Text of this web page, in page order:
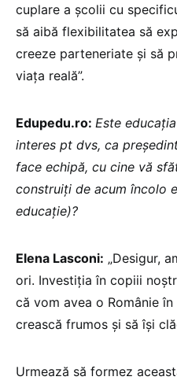
cuplare a școlii cu
să aibă flexibilitatea să
creeze parteneriate și să
viața reală”.
Edupedu.ro: Este
interes pt dvs, ca
face echipă, cu cine vă
construiți de acum încolo
educație)?
Elena Lasconi: „Desigur,
ori. Investiția în copiii
că vom avea o Românie
crească frumos și să își
Urmează să formez